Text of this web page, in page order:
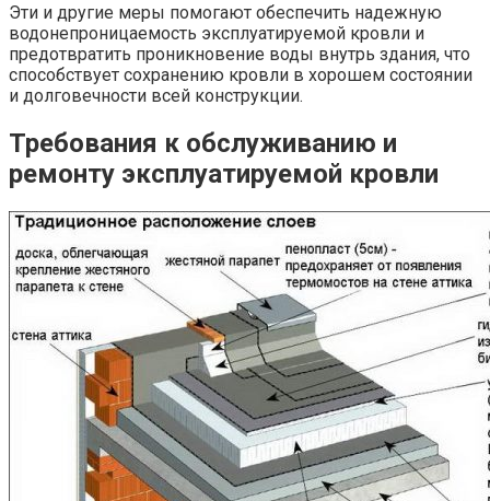
Эти и другие меры помогают обеспечить надежную
водонепроницаемость эксплуатируемой кровли и
предотвратить проникновение воды внутрь здания, что
способствует сохранению кровли в хорошем состоянии
и долговечности всей конструкции.
Требования к обслуживанию и
ремонту эксплуатируемой кровли